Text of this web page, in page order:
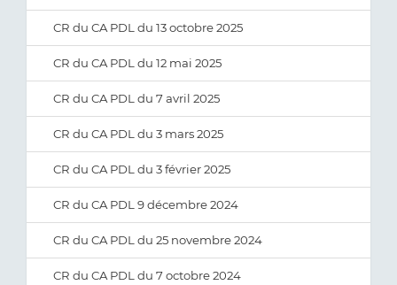
CR du CA PDL du 13 octobre 2025
CR du CA PDL du 12 mai 2025
CR du CA PDL du 7 avril 2025
CR du CA PDL du 3 mars 2025
CR du CA PDL du 3 février 2025
CR du CA PDL 9 décembre 2024
CR du CA PDL du 25 novembre 2024
CR du CA PDL du 7 octobre 2024